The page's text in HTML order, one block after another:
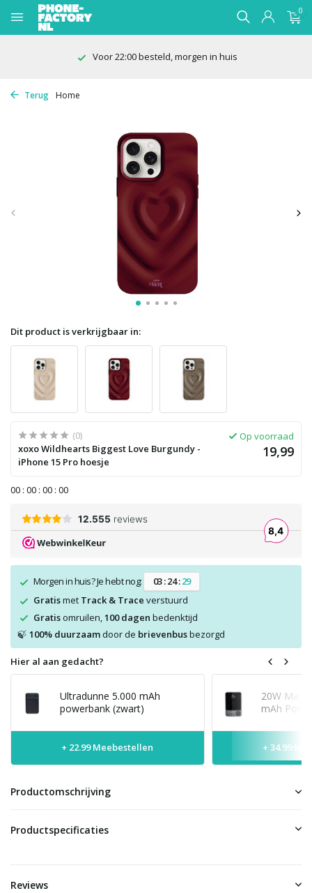
0
Voor 22:00 besteld, morgen in huis
Terug Home
Dit product is verkrijgbaar in:
(0)
xoxo Wildhearts Biggest Love Burgundy -
iPhone 15 Pro hoesje
Op voorraad
19,99
00 : 00 : 00 : 00
Morgen in huis? Je hebt nog: 03:24:29
Gratismet Track & Trace verstuurd
Gratisomruilen, 100 dagen bedenktijd
🍃 100% duurzaamdoor de brievenbusbezorgd
Hier al aan gedacht?
Ultradunne 5.000 mAh
powerbank (zwart)
+ 22.99 Meebestellen
20W
mAh
+ 34.99
Productomschrijving
Productspecificaties
Reviews